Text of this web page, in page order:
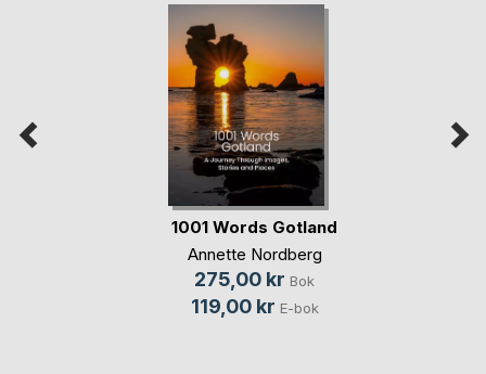
1001 Words Gotland
Annette Nordberg
275,00 kr Bok
119,00 kr E-bok